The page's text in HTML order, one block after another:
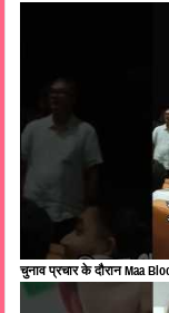
चुनाव प्रचार के दौरान Maa